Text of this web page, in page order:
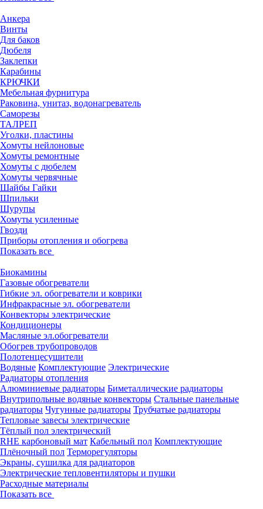
Анкера
Винты
Для баков
Дюбеля
Заклепки
Карабины
КРЮЧКИ
Мебельная фурнитура
Раковина, унитаз, водонагреватель
Саморезы
ТАЛРЕП
Уголки, пластины
Хомуты нейлоновые
Хомуты ремонтные
Хомуты с дюбелем
Хомуты червячные
Шайбы Гайки
Шпильки
Шурупы
Хомуты усиленные
Гвозди
Приборы отопления и обогрева
Показать все
Биокамины
Газовые обогреватели
Гибкие эл. обогреватели и коврики
Инфракрасные эл. обогреватели
Конвекторы электрические
Кондиционеры
Масляные эл.обогреватели
Обогрев трубопроводов
Полотенцесушители
Водяные Комплектующие Электрические
Радиаторы отопления
Алюминиевые радиаторы Биметаллические радиаторы
Внутрипольные водяные конвекторы Стальные панельные
радиаторы Чугунные радиаторы Трубчатые радиаторы
Тепловые завесы электрические
Тёплый пол электрический
RHE карбоновый мат Кабельный пол Комплектующие
Плёночный пол Терморегуляторы
Экраны, сушилка для радиаторов
Электрические тепловентиляторы и пушки
Расходные материалы
Показать все